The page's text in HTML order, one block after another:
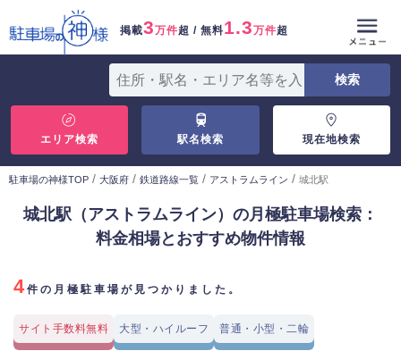
掲載3万件超 / 無料1.3万件超
エリア検索 駅名検索 現在地検索
駐車場の神様TOP / 大阪府 / 鉄道路線一覧 / アストラムライン / 城北駅
城北駅（アストラムライン）の月極駐車場検索：
料金相場とおすすめ物件情報
4 件の月極駐車場が見つかりました。
サイト手数料無料 大型・ハイルーフ 普通・小型・二輪